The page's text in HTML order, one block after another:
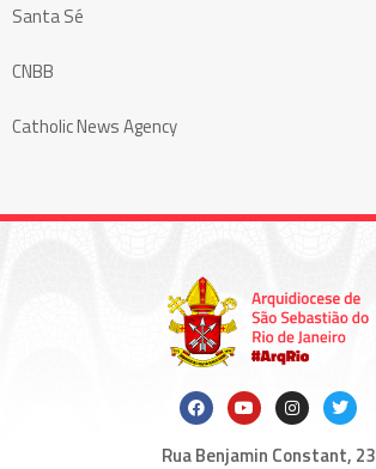
Santa Sé
CNBB
Catholic News Agency
Rua Benjamin Constant, 23